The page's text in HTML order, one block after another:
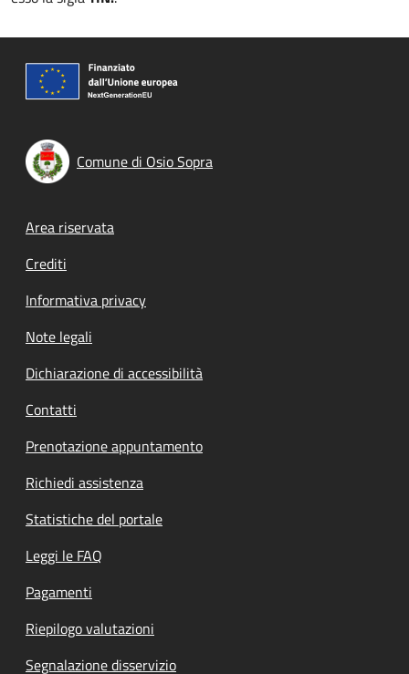
Comune di Osio Sopra
Footer menu
Area riservata
Crediti
Informativa privacy
Note legali
Dichiarazione di accessibilità
Contatti
Prenotazione appuntamento
Richiedi assistenza
Statistiche del portale
Leggi le FAQ
Pagamenti
Riepilogo valutazioni
Segnalazione disservizio